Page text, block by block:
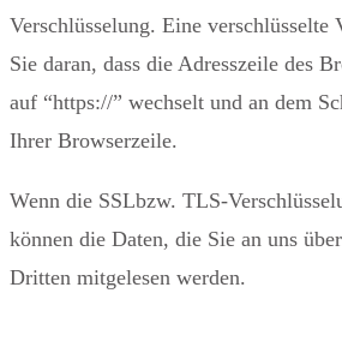
Verschlüsselung. Eine verschlüsselte
Sie daran, dass die Adresszeile des
auf “https://” wechselt und an dem
Ihrer Browserzeile.
Wenn die SSLbzw. TLS-
können die Daten, die Sie an uns
Dritten mitgelesen werden.